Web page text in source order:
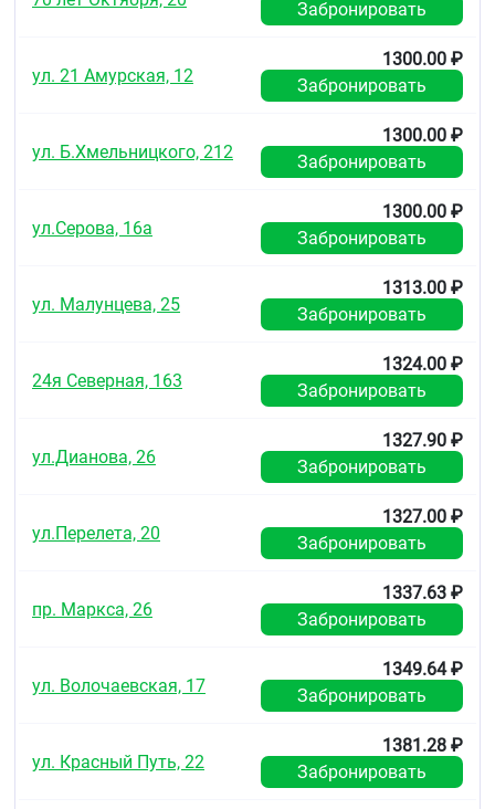
ощущение легкого жжения.
В отдельных случаях:
реакции повышенной
Особые указания
остатков невпитавшегося геля на белье, что не
требует прекращения его использования. В
отдельных случаях − реакции повышенной
После использования допускается остаток геля в
Форма выпуска
Гель для интравагинального введения.
наконечником и пломбой в индивидуальной
упаковке в пачке картонной.
Условия хранения
Срок годности
Не применять по истечении срока годности,
указанного на упаковке.
Забронировать
ул. 21 Амурская, 12
1300.00 ₽
Забронировать
ул. Б.Хмельницкого, 212
1300.00 ₽
Забронировать
ул.Серова, 16а
1300.00 ₽
Забронировать
ул. Малунцева, 25
1313.00 ₽
Забронировать
24я Северная, 163
1324.00 ₽
Забронировать
ул.Дианова, 26
1327.90 ₽
Забронировать
ул.Перелета, 20
1327.00 ₽
Забронировать
пр. Маркса, 26
1337.63 ₽
Забронировать
ул. Волочаевская, 17
1349.64 ₽
Забронировать
ул. Красный Путь, 22
1381.28 ₽
Забронировать